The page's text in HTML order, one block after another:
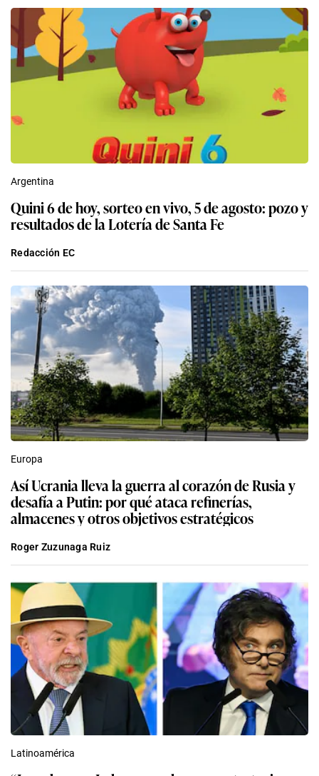
Argentina
Quini 6 de hoy, sorteo en vivo, 5 de agosto: pozo y
resultados de la Lotería de Santa Fe
Redacción EC
Europa
Así Ucrania lleva la guerra al corazón de Rusia y
desafía a Putin: por qué ataca refinerías,
almacenes y otros objetivos estratégicos
Roger Zuzunaga Ruiz
Latinoamérica